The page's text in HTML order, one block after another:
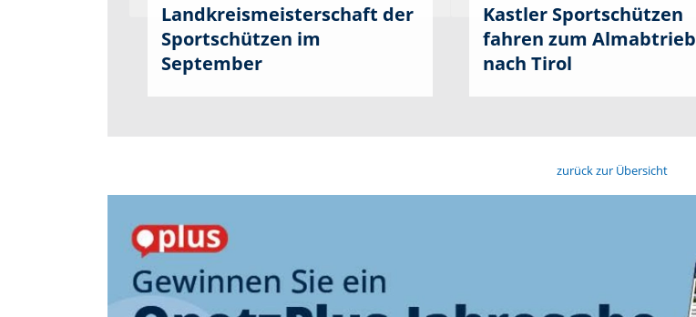
Landkreismeisterschaft der
Sportschützen im
September
Kastler Sportschützen
fahren zum Almabtrieb
nach Tirol
zurück zur Übersicht